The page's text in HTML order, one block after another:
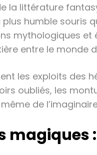
la littérature
humble souris
mythologiques et
entre le monde
les exploits des
oubliés, les
de